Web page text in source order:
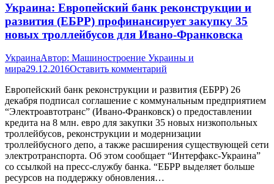
Украина: Европейский банк реконструкции и
развития (ЕБРР) профинансирует закупку 35
новых троллейбусов для Ивано-Франковска
УкраинаАвтор: Машиностроение Украины и
мира29.12.2016Оставить комментарий
Европейский банк реконструкции и развития (ЕБРР) 26
декабря подписал соглашение с коммунальным предприятием
“Электроавтотранс” (Ивано-Франковск) о предоставлении
кредита на 8 млн. евро для закупки 35 новых низкопольных
троллейбусов, реконструкции и модернизации
троллейбусного депо, а также расширения существующей сети
электротранспорта. Об этом сообщает “Интерфакс-Украина”
со ссылкой на пресс-службу банка. “ЕБРР выделяет больше
ресурсов на поддержку обновления…